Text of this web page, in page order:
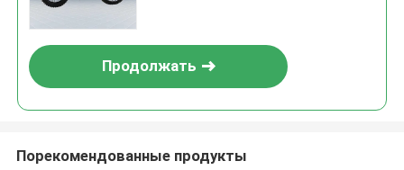
Продолжать
Порекомендованные продукты